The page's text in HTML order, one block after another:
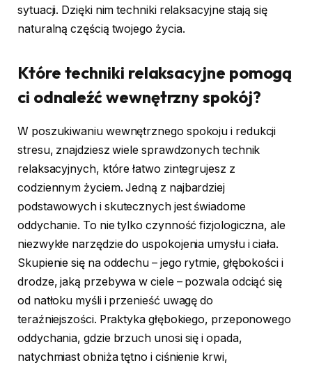
sytuacji. Dzięki nim techniki relaksacyjne stają się
naturalną częścią twojego życia.
Które techniki relaksacyjne pomogą
ci odnaleźć wewnętrzny spokój?
W poszukiwaniu wewnętrznego spokoju i redukcji
stresu, znajdziesz wiele sprawdzonych technik
relaksacyjnych, które łatwo zintegrujesz z
codziennym życiem. Jedną z najbardziej
podstawowych i skutecznych jest świadome
oddychanie. To nie tylko czynność fizjologiczna, ale
niezwykłe narzędzie do uspokojenia umysłu i ciała.
Skupienie się na oddechu – jego rytmie, głębokości i
drodze, jaką przebywa w ciele – pozwala odciąć się
od natłoku myśli i przenieść uwagę do
teraźniejszości. Praktyka głębokiego, przeponowego
oddychania, gdzie brzuch unosi się i opada,
natychmiast obniża tętno i ciśnienie krwi,